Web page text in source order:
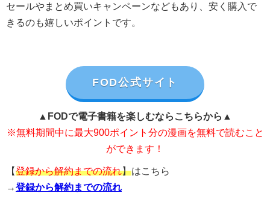
セールやまとめ買いキャンペーンなどもあり、安く購入で
きるのも嬉しいポイントです。
FOD公式サイト
▲FODで電子書籍を楽しむならこちらから▲
※無料期間中に最大900ポイント分の漫画を無料で読むこと
ができます！
【登録から解約までの流れ】はこちら
→登録から解約までの流れ